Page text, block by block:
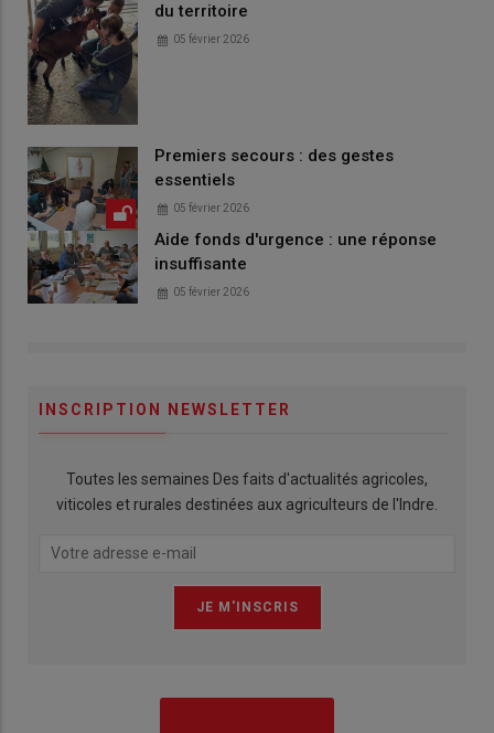
du territoire
05 février 2026
Premiers secours : des gestes
essentiels
05 février 2026
Aide fonds d'urgence : une réponse
insuffisante
05 février 2026
INSCRIPTION NEWSLETTER
Toutes les semaines Des faits d'actualités agricoles,
viticoles et rurales destinées aux agriculteurs de l'Indre.